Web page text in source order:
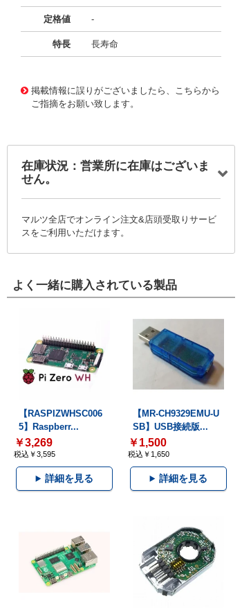
定格値 -
特長 長寿命
掲載情報に誤りがございましたら、こちらから
ご指摘をお願い致します。
在庫状況：営業所に在庫はございま
せん。
マルツ全店でオンライン注文&店頭受取りサービ
スをご利用いただけます。
よく一緒に購入されている製品
【RASPIZWHSC006
5】Raspberr...
￥3,269
税込￥3,595
詳細を見る
【MR-CH9329EMU-U
SB】USB接続版...
￥1,500
税込￥1,650
詳細を見る